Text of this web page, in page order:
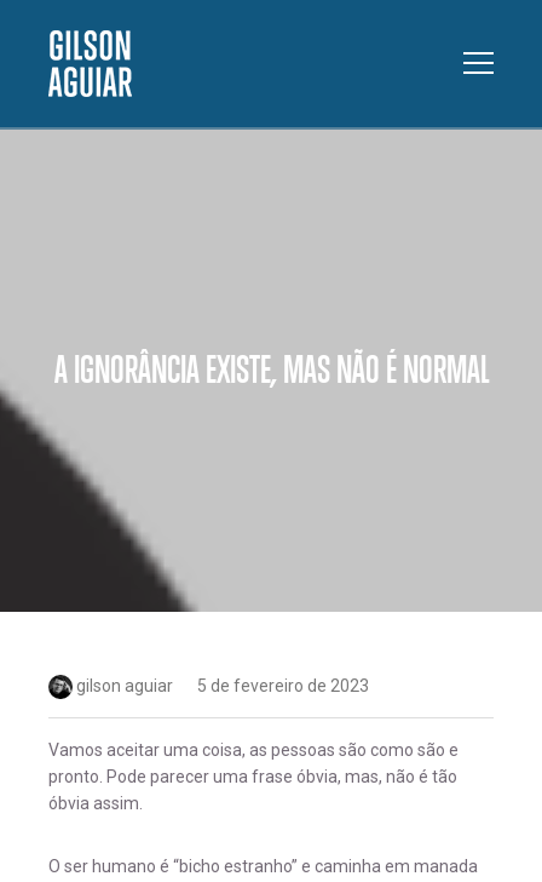
A IGNORÂNCIA EXISTE, MAS NÃO É NORMAL
gilson aguiar 5 de fevereiro de 2023
Vamos aceitar uma coisa, as pessoas são como são e
pronto. Pode parecer uma frase óbvia, mas, não é tão
óbvia assim.
O ser humano é “bicho estranho” e caminha em manada